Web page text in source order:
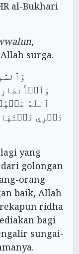
al-Bukhari
,
surga.
ٱللَّهُ
تَجۡرِي
yang
golongan
orang
baik, Allah
ridha
bagi
sungai-